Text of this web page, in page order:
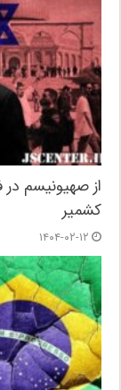
از صهیونیسم
کشمیر
۱۴۰۴-۰۲-۱۲